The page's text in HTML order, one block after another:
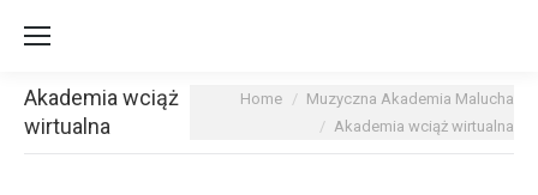
Akademia wciąż
wirtualna
You are here:
Home
Muzyczna Akademia Malucha
Akademia wciąż wirtualna